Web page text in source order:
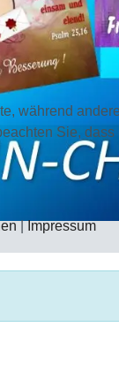
während
Sie,
|Impressum